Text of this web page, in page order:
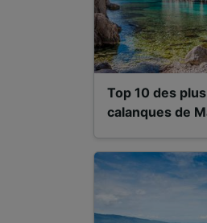
Top 10 des
calanques de